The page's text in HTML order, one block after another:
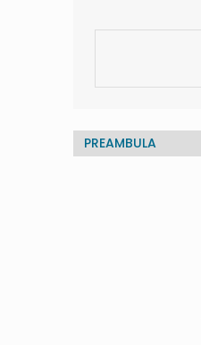
PREAMBULA